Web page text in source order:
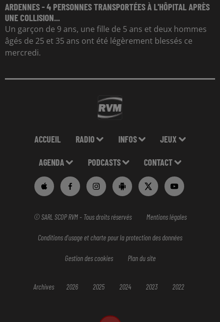
ARDENNES - 4 PERSONNES TRANSPORTÉES À L'HÔPITAL APRÈS
UNE COLLISION...
Un garçon de 9 ans, une fille de 5 ans et deux hommes
âgés de 25 et 35 ans ont été légèrement blessés ce
mercredi.
ACCUEIL RADIO INFOS JEUX
AGENDA PODCASTS CONTACT
© SARL SCOP RVM - Tous droits réservés Mentions légales
Conditions d'usage et charte pour la protection des données
Gestion des cookies Plan du site
Archives 2026 2025 2024 2023 2022